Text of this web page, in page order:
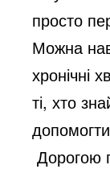
просто
Можна
хронічні
ті, хто
Дорогою